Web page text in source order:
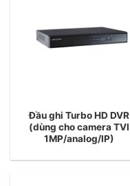
Đầu ghi Turbo HD DVR
(dùng cho camera TVI
1MP/analog/IP)